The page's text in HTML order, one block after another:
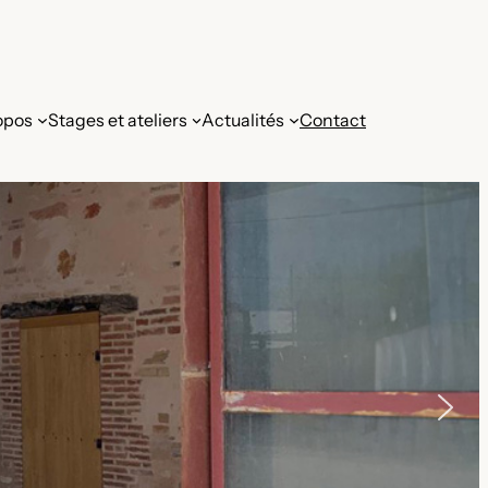
Stages et ateliers Actualités Contact